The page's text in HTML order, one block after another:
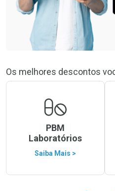
Os melhores descontos
PBM
Laboratórios
Saiba Mais >